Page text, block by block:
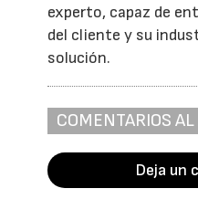
experto, capaz de
del cliente y su
solución.
COMENTARIOS
Deja un